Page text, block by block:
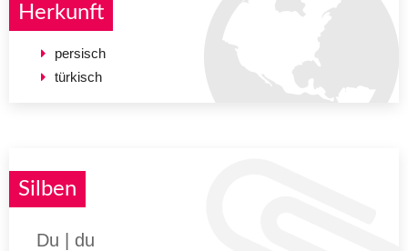
Herkunft
persisch
türkisch
Silben
Du | du